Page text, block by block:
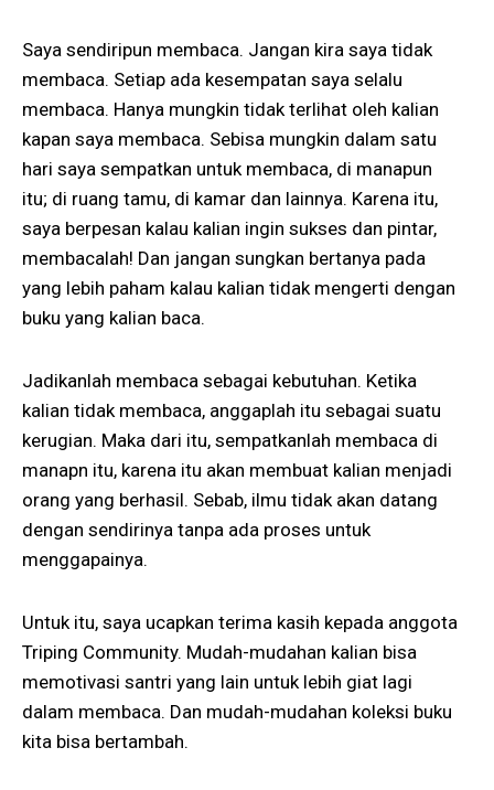
Saya sendiripun membaca. Jangan kira saya tidak
membaca. Setiap ada kesempatan saya selalu
membaca. Hanya mungkin tidak terlihat oleh kalian
kapan saya membaca. Sebisa mungkin dalam satu
hari saya sempatkan untuk membaca, di manapun
itu; di ruang tamu, di kamar dan lainnya. Karena itu,
saya berpesan kalau kalian ingin sukses dan pintar,
membacalah! Dan jangan sungkan bertanya pada
yang lebih paham kalau kalian tidak mengerti dengan
buku yang kalian baca.
Jadikanlah membaca sebagai kebutuhan. Ketika
kalian tidak membaca, anggaplah itu sebagai suatu
kerugian. Maka dari itu, sempatkanlah membaca di
manapn itu, karena itu akan membuat kalian menjadi
orang yang berhasil. Sebab, ilmu tidak akan datang
dengan sendirinya tanpa ada proses untuk
menggapainya.
Untuk itu, saya ucapkan terima kasih kepada anggota
Triping Community. Mudah-mudahan kalian bisa
memotivasi santri yang lain untuk lebih giat lagi
dalam membaca. Dan mudah-mudahan koleksi buku
kita bisa bertambah.